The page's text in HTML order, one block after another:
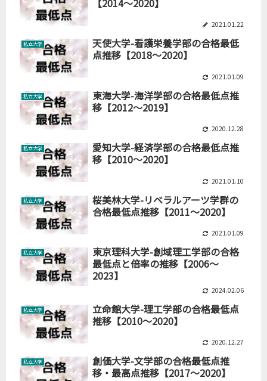
2021.01.22
私立大学
天使大学-看護栄養学部の合格最低
点推移【2018～2020】
2021.01.09
私立大学
東海大学-海洋学部の合格最低点推
移【2012～2019】
2020.12.28
私立大学
愛知大学-経済学部の合格最低点推
移【2010～2020】
2021.01.10
私立大学
桜美林大学-リベラルアーツ学群の
合格最低点推移【2011～2020】
2021.01.09
私立大学
東京理科大学-創域理工学部の合格
最低点と倍率の推移【2006～
2023】
2024.02.06
私立大学
立命館大学-理工学部の合格最低点
推移【2010～2020】
2020.12.27
私立大学
創価大学-文学部の合格最低点推
移・最高点推移【2017～2020】